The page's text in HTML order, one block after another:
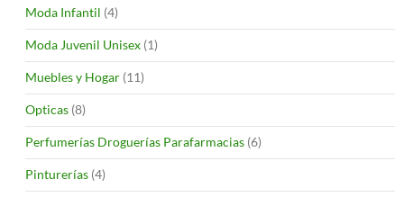
Moda Infantil (4)
Moda Juvenil Unisex (1)
Muebles y Hogar (11)
Opticas (8)
Perfumerías Droguerías Parafarmacias (6)
Pinturerías (4)